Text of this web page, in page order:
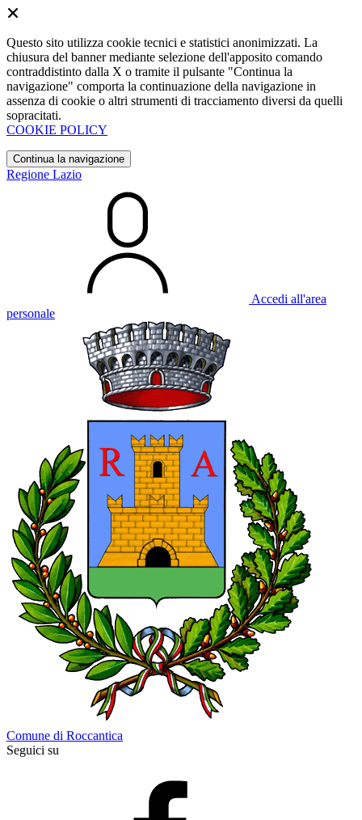
Questo sito utilizza cookie tecnici e statistici anonimizzati. La
chiusura del banner mediante selezione dell'apposito comando
contraddistinto dalla X o tramite il pulsante "Continua la
navigazione" comporta la continuazione della navigazione in
assenza di cookie o altri strumenti di tracciamento diversi da quelli
sopracitati.
COOKIE POLICY
Continua la navigazione
Regione Lazio
Accedi all'area
personale
Comune di Roccantica
Seguici su